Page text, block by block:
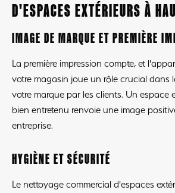
D'ESPACES EXTÉRIEURS À
IMAGE DE MARQUE ET PREMIÈRE
La première impression compte, et
votre magasin joue un rôle crucial dans
votre marque par les clients. Un espace
bien entretenu renvoie une image
entreprise.
HYGIÈNE ET SÉCURITÉ
Le nettoyage commercial d'espaces